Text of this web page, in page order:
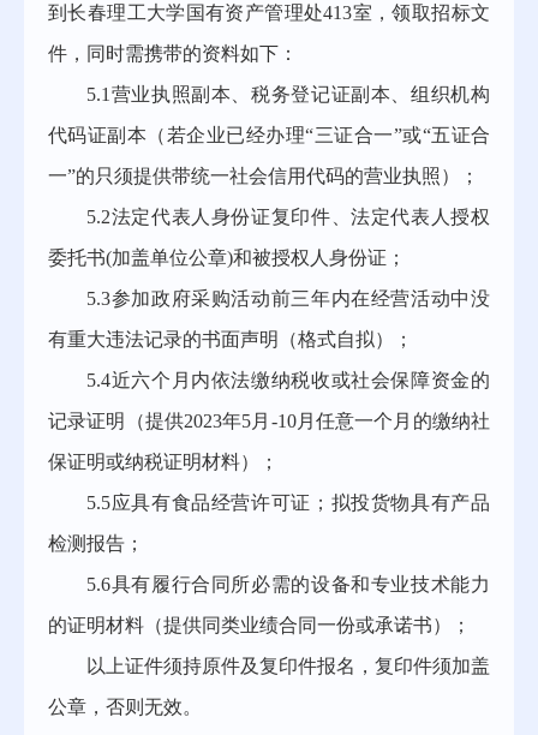
到长春理工大学国有资产管理处413室，领取招标文
件，同时需携带的资料如下：
5.1营业执照副本、税务登记证副本、组织机构
代码证副本（若企业已经办理“三证合一”或“五证合
一”的只须提供带统一社会信用代码的营业执照）；
5.2法定代表人身份证复印件、法定代表人授权
委托书(加盖单位公章)和被授权人身份证；
5.3参加政府采购活动前三年内在经营活动中没
有重大违法记录的书面声明（格式自拟）；
5.4近六个月内依法缴纳税收或社会保障资金的
记录证明（提供2023年5月-10月任意一个月的缴纳社
保证明或纳税证明材料）；
5.5应具有食品经营许可证；拟投货物具有产品
检测报告；
5.6具有履行合同所必需的设备和专业技术能力
的证明材料（提供同类业绩合同一份或承诺书）；
以上证件须持原件及复印件报名，复印件须加盖
公章，否则无效。